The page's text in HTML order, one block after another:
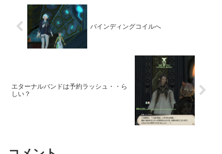
バインディングコイルへ
エターナルバンドは予約ラッシュ・・ら
しい？